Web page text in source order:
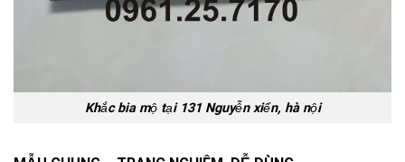
Khắc bia mộ tại 131 Nguyễn xiển, hà nội